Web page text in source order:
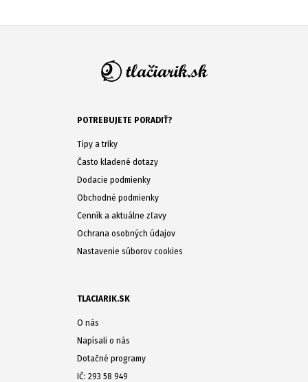
POTREBUJETE PORADIŤ?
Tipy a triky
Často kladené dotazy
Dodacie podmienky
Obchodné podmienky
Cenník a aktuálne zľavy
Ochrana osobných údajov
Nastavenie súborov cookies
TLACIARIK.SK
O nás
Napísali o nás
Dotačné programy
IČ: 293 58 949